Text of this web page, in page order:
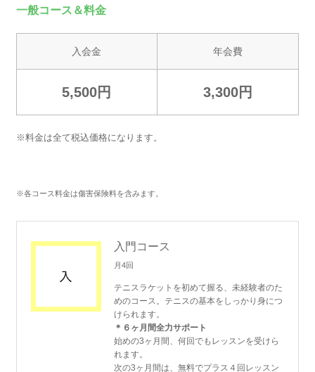
一般コース＆料金
入会金 年会費
5,500円 3,300円
※料金は全て税込価格になります。
※各コース料金は傷害保険料を含みます。
入門コース
月4回
テニスラケットを初めて握る、未経験者のた
めのコース。テニスの基本をしっかり身につ
けられます。
＊６ヶ月間全力サポート
始めの3ヶ月間、何回でもレッスンを受けら
れます。
次の3ヶ月間は、無料でプラス４回レッスン